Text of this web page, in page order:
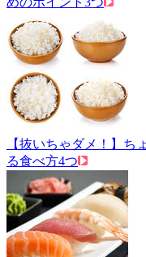
【抜いちゃダメ！】ち
る食べ方4つ